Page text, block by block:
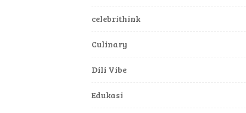
celebrithink
Culinary
Dili Vibe
Edukasi